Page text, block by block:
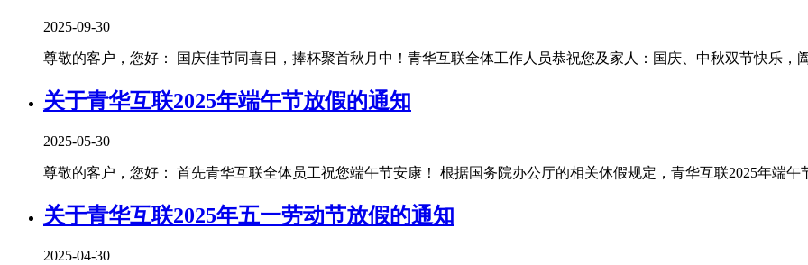
2025-09-30
尊敬的客户，您好： 国庆佳节同喜日，捧杯聚首秋月中！青华互联全体工作人员恭祝您及家人：国庆、中秋双节快乐，
关于青华互联2025年端午节放假的通知
2025-05-30
尊敬的客户，您好： 首先青华互联全体员工祝您端午节安康！ 根据国务院办公厅的相关休假规定，青华互联2025年端午
关于青华互联2025年五一劳动节放假的通知
2025-04-30